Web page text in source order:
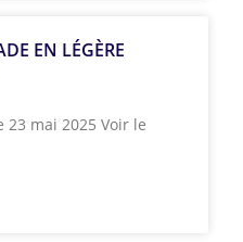
EN LÉGÈRE
23 mai 2025 Voir le